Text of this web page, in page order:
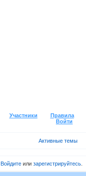
Участники Правила
Войти
Активные темы
Войдитеили зарегистрируйтесь.